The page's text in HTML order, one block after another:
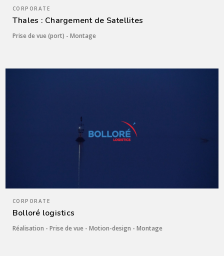
CORPORATE
Thales : Chargement de Satellites
Prise de vue (port) - Montage
CORPORATE
Bolloré logistics
Réalisation - Prise de vue - Motion-design - Montage